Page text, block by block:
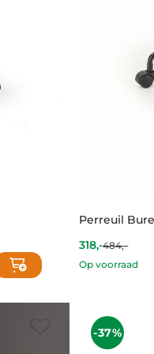
Perreuil
318,-
Current
price
is:
484,-
Original
price
was:
Op voorraad
-37%